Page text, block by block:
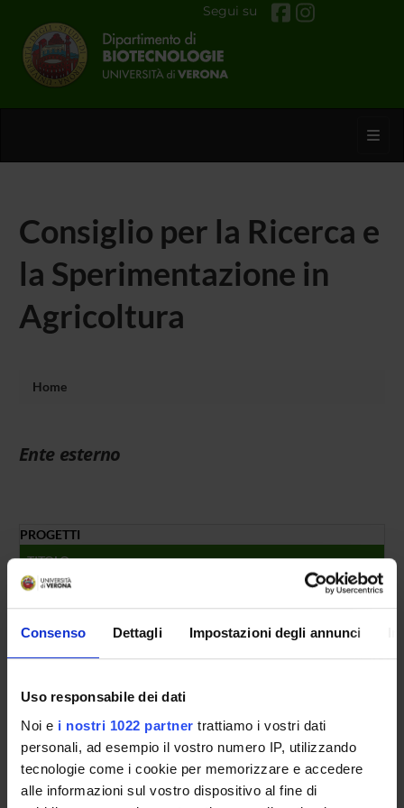
Consenso Dettagli Impostazioni degli annunci
Uso responsabile dei dati
Noi e i nostri 1022 partner trattiamo i vostri dati
personali, ad esempio il vostro numero IP, utilizzando
tecnologie come i cookie per memorizzare e accedere
alle informazioni sul vostro dispositivo al fine di
Segui su
Consiglio per la Ricerca e
la Sperimentazione in
Agricoltura
Home
Ente esterno
PROGETTI
TITOLO
Approccio biotecnologico per l’ottenimento di pomodoro
NUMERO FINANZIAMENTI
ANNO
NUMERO
2011 1
Contatti